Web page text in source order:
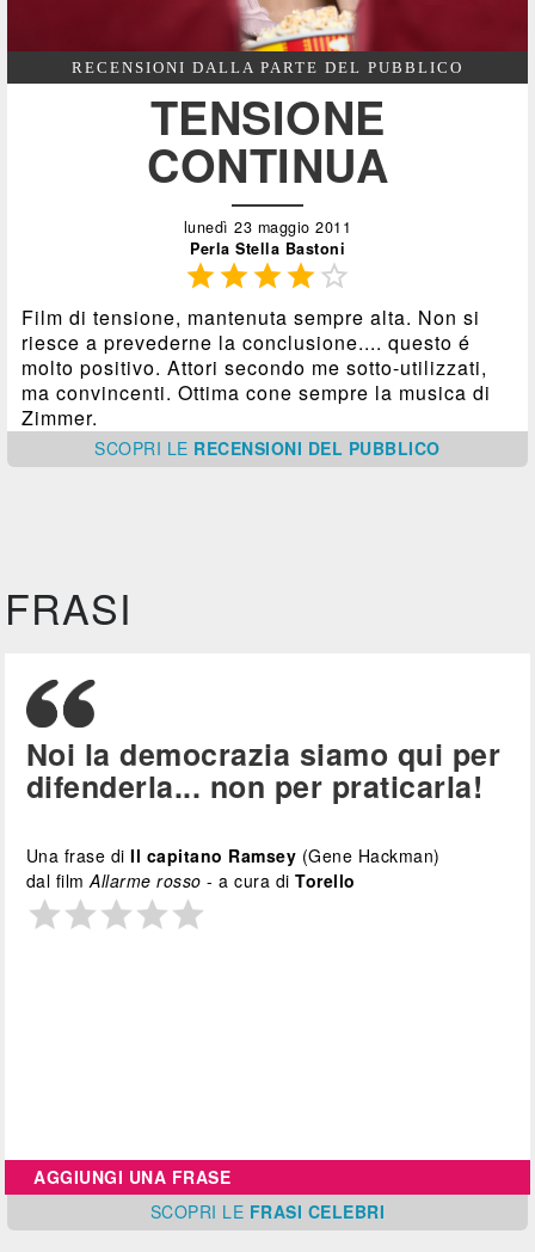
RECENSIONI DALLA PARTE DEL PUBBLICO
TENSIONE
CONTINUA
lunedì 23 maggio 2011
Perla Stella Bastoni

Film di tensione, mantenuta sempre alta. Non si
riesce a prevederne la conclusione.... questo é
molto positivo. Attori secondo me sotto-utilizzati,
ma convincenti. Ottima cone sempre la musica di
Zimmer.
SCOPRI LE RECENSIONI DEL PUBBLICO
FRASI
Noi la democrazia siamo qui per
difenderla... non per praticarla!
Una frase diIl capitano Ramsey (Gene Hackman)
dal filmAllarme rosso - a cura diTorello
AGGIUNGI UNA FRASE
SCOPRI LE FRASI CELEBRI